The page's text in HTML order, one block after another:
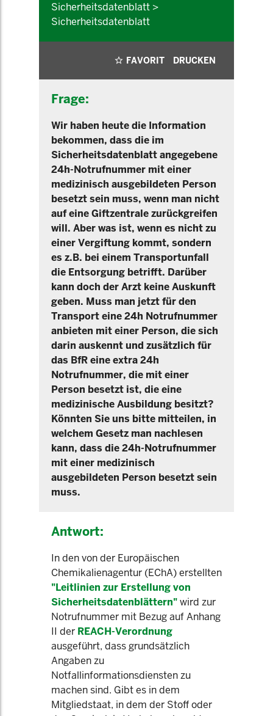
Sicherheitsdatenblatt >
Sicherheitsdatenblatt
FAVORIT DRUCKEN
Frage:
Wir haben heute die Information
bekommen, dass die im
Sicherheitsdatenblatt angegebene
24h-Notrufnummer mit einer
medizinisch ausgebildeten Person
besetzt sein muss, wenn man nicht
auf eine Giftzentrale zurückgreifen
will. Aber was ist, wenn es nicht zu
einer Vergiftung kommt, sondern
es z.B. bei einem Transportunfall
die Entsorgung betrifft. Darüber
kann doch der Arzt keine Auskunft
geben. Muss man jetzt für den
Transport eine 24h Notrufnummer
anbieten mit einer Person, die sich
darin auskennt und zusätzlich für
das BfR eine extra 24h
Notrufnummer, die mit einer
Person besetzt ist, die eine
medizinische Ausbildung besitzt?
Könnten Sie uns bitte mitteilen, in
welchem Gesetz man nachlesen
kann, dass die 24h-Notrufnummer
mit einer medizinisch
ausgebildeten Person besetzt sein
muss.
Antwort:
In den von der Europäischen
Chemikalienagentur (EChA) erstellten
"Leitlinien zur Erstellung von
Sicherheitsdatenblättern"wird zur
Notrufnummer mit Bezug auf Anhang
II der REACH-Verordnung
ausgeführt, dass grundsätzlich
Angaben zu
Notfallinformationsdiensten zu
machen sind. Gibt es in dem
Mitgliedstaat, in dem der Stoff oder